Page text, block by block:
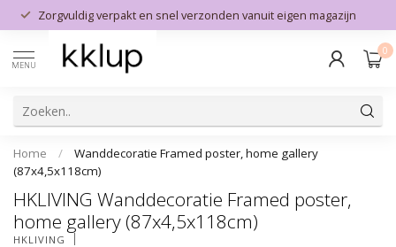
Zorgvuldig verpakt en snel verzonden vanuit eigen magazijn
MENU
0
Home /
Wanddecoratie Framed poster, home gallery
(87x4,5x118cm)
HKLIVING Wanddecoratie Framed poster,
home gallery (87x4,5x118cm)
HKLIVING